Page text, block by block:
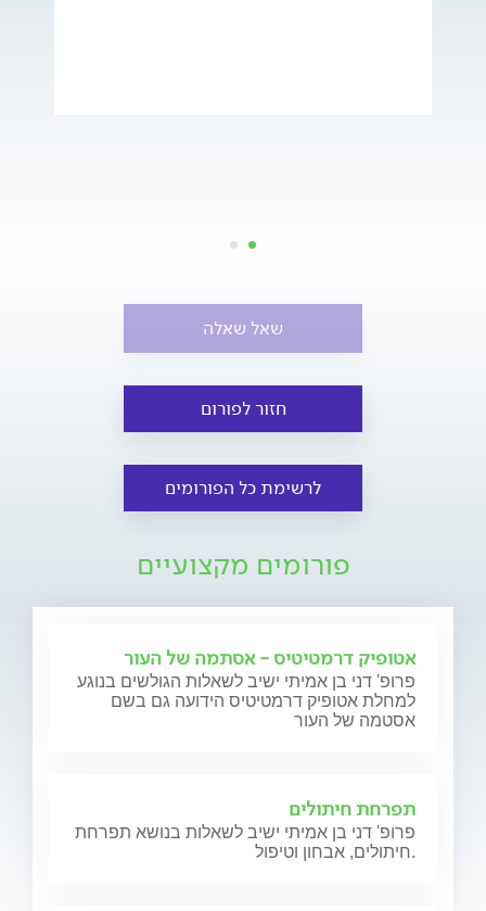
שאל שאלה
חזור לפורום
לרשימת כל הפורומים
פורומים מקצועיים
אטופיק דרמטיטיס - אסתמה של העור
פרופ' דני בן אמיתי ישיב לשאלות הגולשים בנוגע
למחלת אטופיק דרמטיטיס הידועה גם בשם
אסטמה של העור
תפרחת חיתולים
פרופ' דני בן אמיתי ישיב לשאלות בנושא תפרחת
חיתולים, אבחון וטיפול.